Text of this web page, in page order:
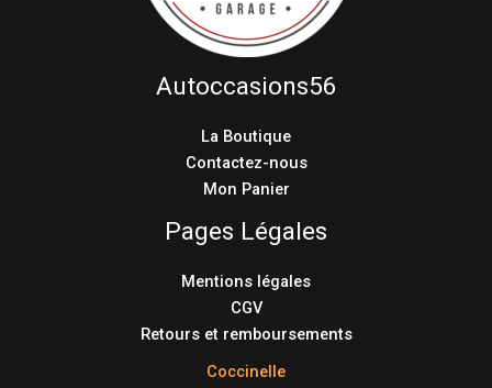
Autoccasions56
La Boutique
Contactez-nous
Mon Panier
Pages Légales
Mentions légales
CGV
Retours et remboursements
Coccinelle